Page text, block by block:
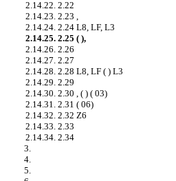
2.14.22. 2.22
2.14.23. 2.23 ,
2.14.24. 2.24 L8, LF, L3
2.14.25. 2.25 ( ),
2.14.26. 2.26
2.14.27. 2.27
2.14.28. 2.28 L8, LF ( ) L3
2.14.29. 2.29
2.14.30. 2.30 , ( ) ( 03)
2.14.31. 2.31 ( 06)
2.14.32. 2.32 Z6
2.14.33. 2.33
2.14.34. 2.34
3.
4.
5.